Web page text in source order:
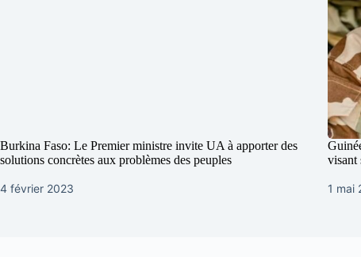
Burkina Faso: Le Premier ministre invite UA à apporter des
solutions concrètes aux problèmes des peuples
4 février 2023
visant
1 mai